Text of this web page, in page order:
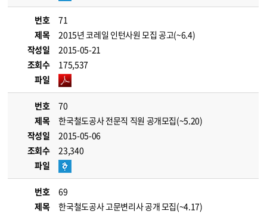
번호
71
제목
2015년 코레일 인턴사원 모집 공고(~6.4)
작성일
2015-05-21
조회수
175,537
파일
번호
70
제목
한국철도공사 전문직 직원 공개모집(~5.20)
작성일
2015-05-06
조회수
23,340
파일
번호
69
제목
한국철도공사 고문변리사 공개 모집(~4.17)